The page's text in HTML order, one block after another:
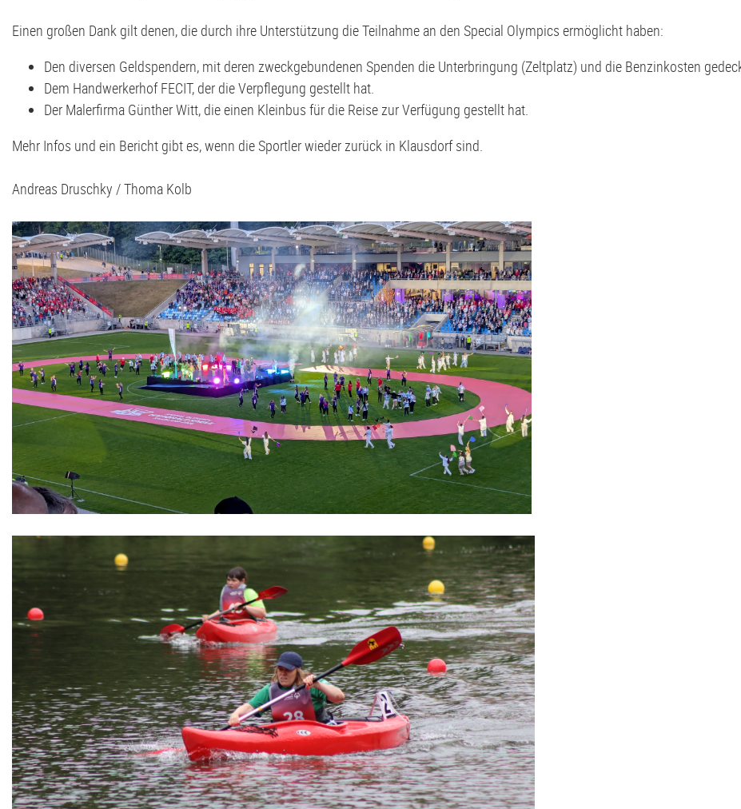
Einen großen Dank gilt denen, die durch ihre Unterstützung die Teilnahme an den Special Olympics ermöglicht haben:
Den diversen Geldspendern, mit deren zweckgebundenen Spenden die Unterbringung (Zeltplatz) und die Benzinkosten
Dem Handwerkerhof FECIT, der die Verpflegung gestellt hat.
Der Malerfirma Günther Witt, die einen Kleinbus für die Reise zur Verfügung gestellt hat.
Mehr Infos und ein Bericht gibt es, wenn die Sportler wieder zurück in Klausdorf sind.
Andreas Druschky / Thoma Kolb